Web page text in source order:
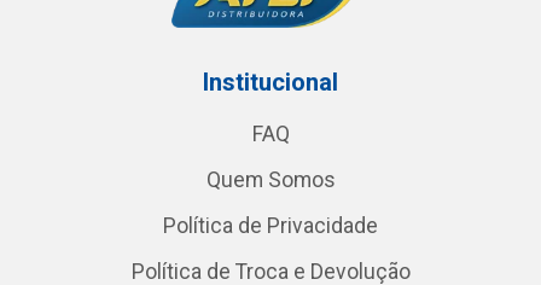
Institucional
FAQ
Quem Somos
Política de Privacidade
Política de Troca e Devolução